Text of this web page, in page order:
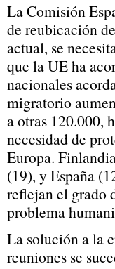
La Comisión
de reubicación
actual, se
que la UE ha
nacionales
migratorio
a otras 120.000,
necesidad de
Europa.
(19), y España
reflejan el grado
problema
La solución a la
reuniones se